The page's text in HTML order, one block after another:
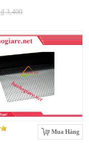
₫ 3,400
Mua Hàng